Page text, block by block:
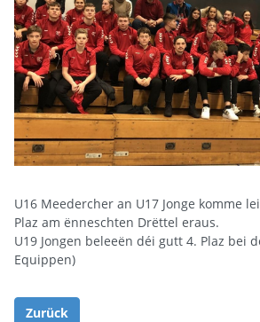
U16 Meedercher an U17 Jonge komme
Plaz am ënneschten Drëttel eraus.
U19 Jongen beleeën déi gutt 4. Plaz bei
Equippen)
Zurück